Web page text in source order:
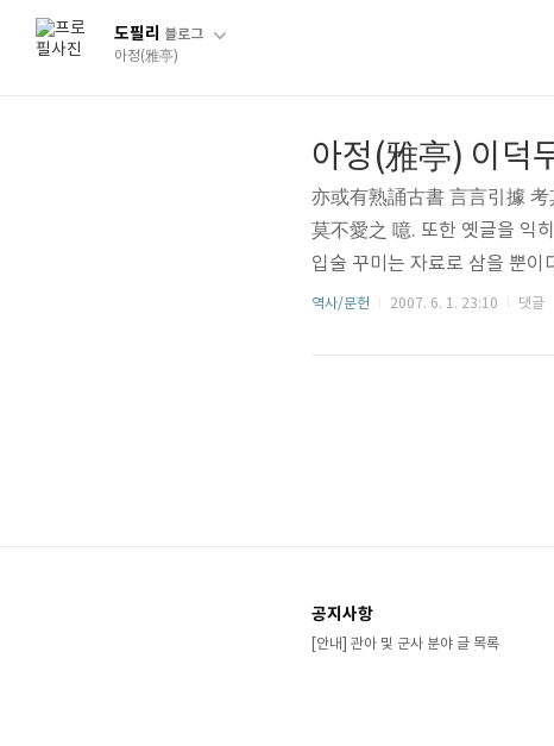
도필리 블로그
아정(雅亭)
아정(雅亭) 이덕
亦或有熟誦古書 言言引據
莫不愛之 噫. 또한 옛글을 익
입술 꾸미는 자료로 삼을 뿐이
는 자를 누구나 사랑하다니,
역사/문헌 2007. 6. 1. 23:10 댓글
공지사항
[안내] 관아 및 군사 분야 글 목록